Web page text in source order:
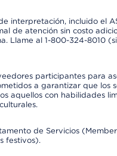
interpretación, incluido el
de atención sin costo
Llame al 1-800-324-8010
participantes para
a garantizar que los
aquellos con habilidades
de Servicios
festivos).